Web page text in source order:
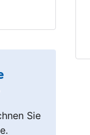
Sie